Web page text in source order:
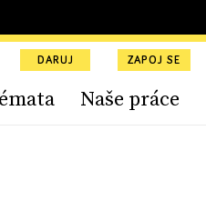
DARUJ ZAPOJ SE
Naše práce